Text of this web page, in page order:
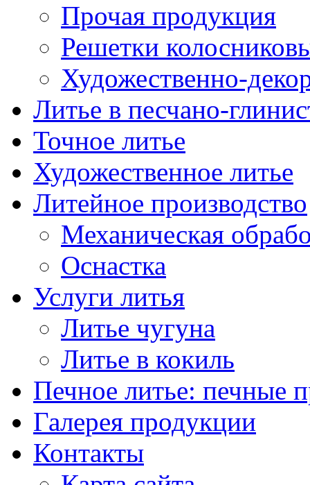
Прочая продукция
Решетки
Художественно-
Литье в песчано-
Точное литье
Художественное литье
Литейное производство
Механическая
Оснастка
Услуги литья
Литье чугуна
Литье в кокиль
Печное литье: печные
Галерея продукции
Контакты